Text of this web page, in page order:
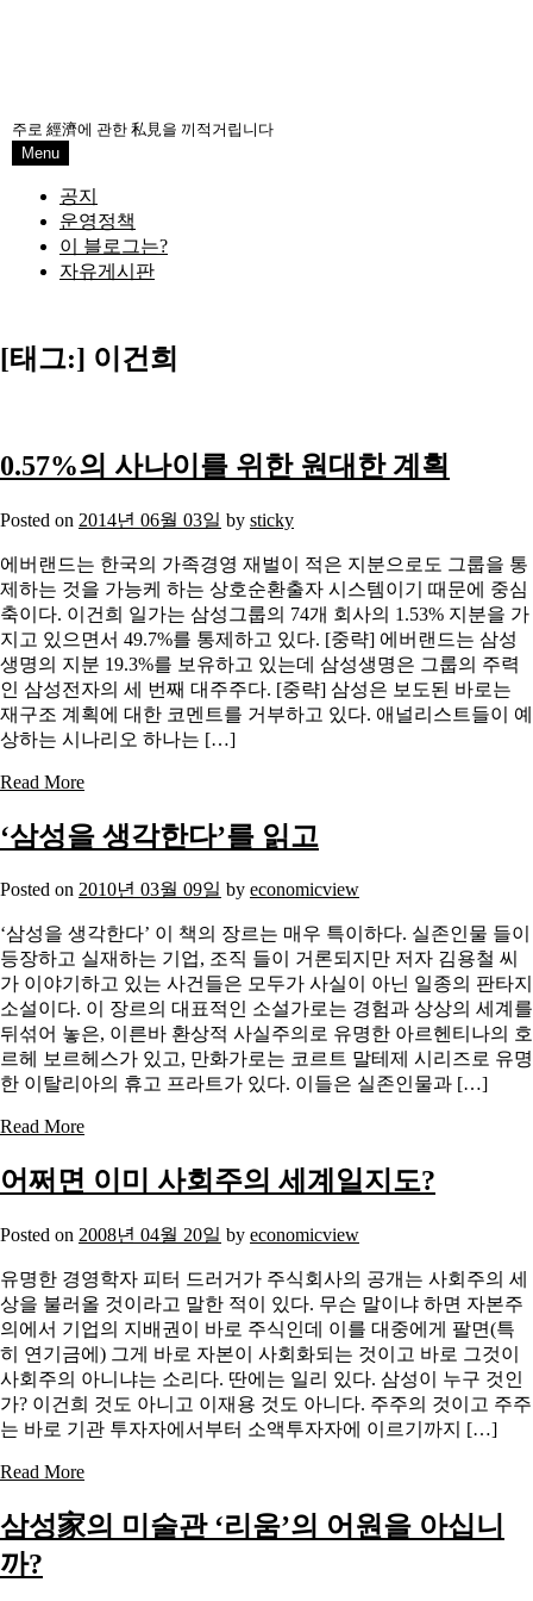
주로 經濟에 관한 私見을 끼적거립니다
Menu
공지
운영정책
이 블로그는?
자유게시판
[태그:] 이건희
0.57%의 사나이를 위한 원대한 계획
Posted on 2014년 06월 03일 by sticky
에버랜드는 한국의 가족경영 재벌이 적은 지분으로도 그룹을 통
제하는 것을 가능케 하는 상호순환출자 시스템이기 때문에 중심
축이다. 이건희 일가는 삼성그룹의 74개 회사의 1.53% 지분을 가
지고 있으면서 49.7%를 통제하고 있다. [중략] 에버랜드는 삼성
생명의 지분 19.3%를 보유하고 있는데 삼성생명은 그룹의 주력
인 삼성전자의 세 번째 대주주다. [중략] 삼성은 보도된 바로는
재구조 계획에 대한 코멘트를 거부하고 있다. 애널리스트들이 예
상하는 시나리오 하나는 […]
Read More
‘삼성을 생각한다’를 읽고
Posted on 2010년 03월 09일 by economicview
‘삼성을 생각한다’ 이 책의 장르는 매우 특이하다. 실존인물 들이
등장하고 실재하는 기업, 조직 들이 거론되지만 저자 김용철 씨
가 이야기하고 있는 사건들은 모두가 사실이 아닌 일종의 판타지
소설이다. 이 장르의 대표적인 소설가로는 경험과 상상의 세계를
뒤섞어 놓은, 이른바 환상적 사실주의로 유명한 아르헨티나의 호
르헤 보르헤스가 있고, 만화가로는 코르트 말테제 시리즈로 유명
한 이탈리아의 휴고 프라트가 있다. 이들은 실존인물과 […]
Read More
어쩌면 이미 사회주의 세계일지도?
Posted on 2008년 04월 20일 by economicview
유명한 경영학자 피터 드러거가 주식회사의 공개는 사회주의 세
상을 불러올 것이라고 말한 적이 있다. 무슨 말이냐 하면 자본주
의에서 기업의 지배권이 바로 주식인데 이를 대중에게 팔면(특
히 연기금에) 그게 바로 자본이 사회화되는 것이고 바로 그것이
사회주의 아니냐는 소리다. 딴에는 일리 있다. 삼성이 누구 것인
가? 이건희 것도 아니고 이재용 것도 아니다. 주주의 것이고 주주
는 바로 기관 투자자에서부터 소액투자자에 이르기까지 […]
Read More
삼성家의 미술관 ‘리움’의 어원을 아십니
까?